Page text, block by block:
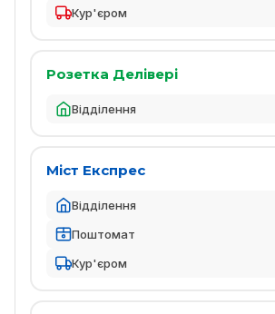
Кур'єром
Розетка Делівері
Відділення
Міст Експрес
Відділення
Поштомат
Кур'єром